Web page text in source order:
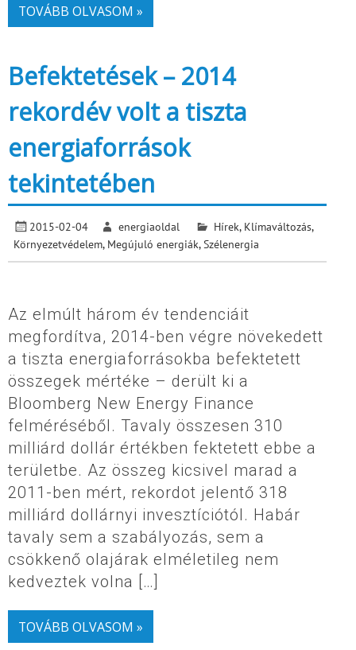
TOVÁBB OLVASOM »
Befektetések – 2014
rekordév volt a tiszta
energiaforrások
tekintetében
2015-02-04 energiaoldal Hírek, Klímaváltozás,
Környezetvédelem, Megújuló energiák, Szélenergia
Az elmúlt három év tendenciáit
megfordítva, 2014-ben végre növekedett
a tiszta energiaforrásokba befektetett
összegek mértéke – derült ki a
Bloomberg New Energy Finance
felméréséből. Tavaly összesen 310
milliárd dollár értékben fektetett ebbe a
területbe. Az összeg kicsivel marad a
2011-ben mért, rekordot jelentő 318
milliárd dollárnyi invesztíciótól. Habár
tavaly sem a szabályozás, sem a
csökkenő olajárak elméletileg nem
kedveztek volna […]
TOVÁBB OLVASOM »